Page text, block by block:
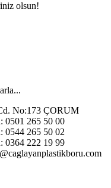
olsun!
No:173 ÇORUM
0501 265 50 00
0544 265 50 02
0364 222 19 99